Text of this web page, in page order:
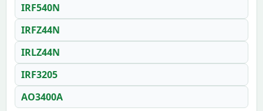
IRF540N
IRFZ44N
IRLZ44N
IRF3205
AO3400A